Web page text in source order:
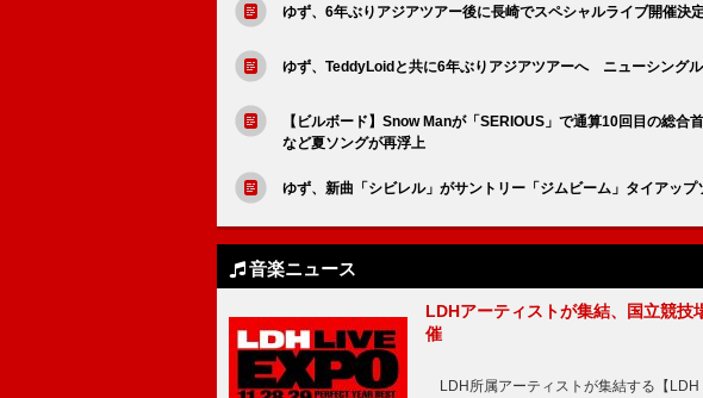
ゆず、6年ぶりアジアツアー後に長崎でスペシャルライブ開催決
ゆず、TeddyLoidと共に6年ぶりアジアツアーへ ニューシング
【ビルボード】Snow Manが「SERIOUS」で通算10回目の総合
など夏ソングが再浮上
ゆず、新曲「シビレル」がサントリー「ジムビーム」タイアッ
音楽ニュース
LDHアーティストが集結、国立競技
催
LDH所属アーティストが集結する【LDH